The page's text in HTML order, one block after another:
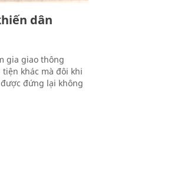
dân
gia giao thông
khác mà đôi khi
đứng lại không